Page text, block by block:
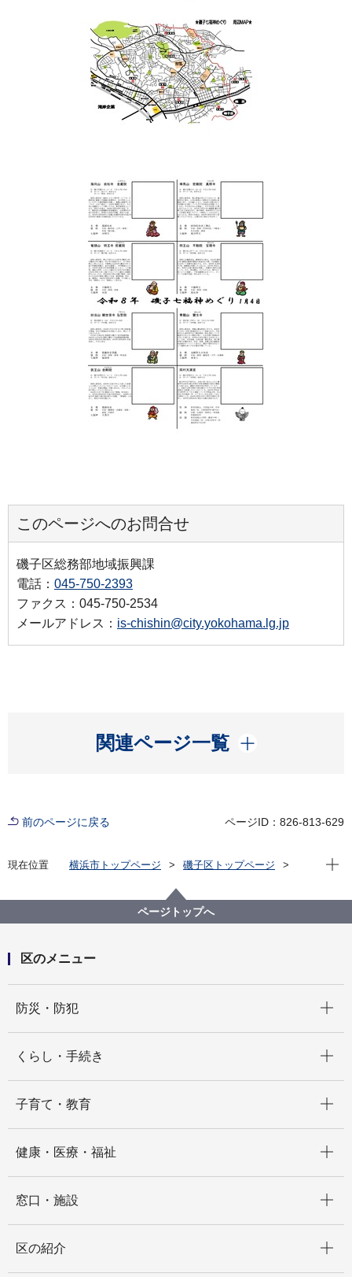
このページへのお問合せ
磯子区総務部地域振興課
電話： 045-750-2393
ファクス：045-750-2534
メールアドレス： is-chishin@city.yokohama.lg.jp
関連ページ一覧
開く
前のページに戻る ページID：826-813-629
現在位置 横浜市トップページ
磯子区トップページ
現在
ページトップへ
区のメニュー
防災・防犯
くらし・手続き
子育て・教育
健康・医療・福祉
窓口・施設
区の紹介